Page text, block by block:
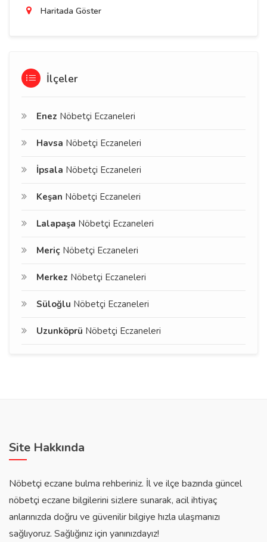
Haritada Göster
İlçeler
Enez Nöbetçi Eczaneleri
Havsa Nöbetçi Eczaneleri
İpsala Nöbetçi Eczaneleri
Keşan Nöbetçi Eczaneleri
Lalapaşa Nöbetçi Eczaneleri
Meriç Nöbetçi Eczaneleri
Merkez Nöbetçi Eczaneleri
Süloğlu Nöbetçi Eczaneleri
Uzunköprü Nöbetçi Eczaneleri
Site Hakkında
Nöbetçi eczane bulma rehberiniz. İl ve ilçe bazında güncel
nöbetçi eczane bilgilerini sizlere sunarak, acil ihtiyaç
anlarınızda doğru ve güvenilir bilgiye hızla ulaşmanızı
sağlıyoruz. Sağlığınız için yanınızdayız!